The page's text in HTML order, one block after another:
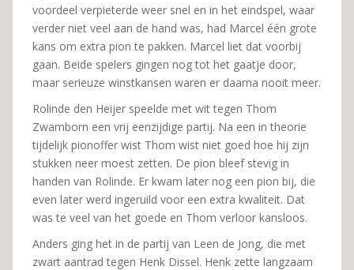
voordeel verpieterde weer snel en in het eindspel, waar
verder niet veel aan de hand was, had Marcel één grote
kans om extra pion te pakken. Marcel liet dat voorbij
gaan. Beide spelers gingen nog tot het gaatje door,
maar serieuze winstkansen waren er daarna nooit meer.
Rolinde den Heijer speelde met wit tegen Thom
Zwamborn een vrij eenzijdige partij. Na een in theorie
tijdelijk pionoffer wist Thom wist niet goed hoe hij zijn
stukken neer moest zetten. De pion bleef stevig in
handen van Rolinde. Er kwam later nog een pion bij, die
even later werd ingeruild voor een extra kwaliteit. Dat
was te veel van het goede en Thom verloor kansloos.
Anders ging het in de partij van Leen de Jong, die met
zwart aantrad tegen Henk Dissel. Henk zette langzaam